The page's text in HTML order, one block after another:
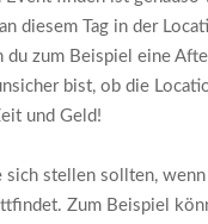
diesem Tag in der
zum Beispiel eine
bist, ob die
und Geld!
sich stellen sollten,
Zum Beispiel